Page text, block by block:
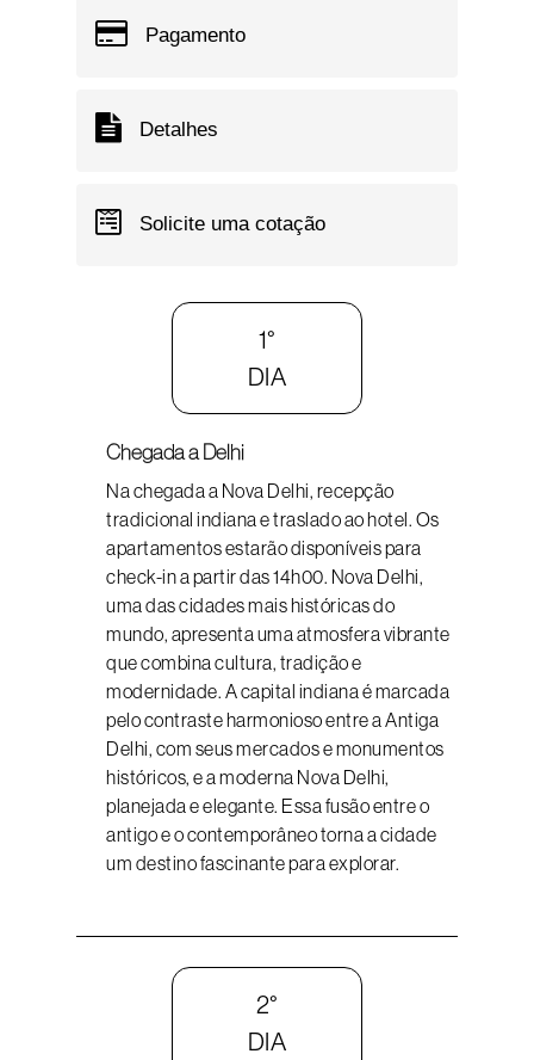
Pagamento
Detalhes
Solicite uma cotação
1°
DIA
Chegada a Delhi
Na chegada a Nova Delhi, recepção
tradicional indiana e traslado ao hotel. Os
apartamentos estarão disponíveis para
check-in a partir das 14h00. Nova Delhi,
uma das cidades mais históricas do
mundo, apresenta uma atmosfera vibrante
que combina cultura, tradição e
modernidade. A capital indiana é marcada
pelo contraste harmonioso entre a Antiga
Delhi, com seus mercados e monumentos
históricos, e a moderna Nova Delhi,
planejada e elegante. Essa fusão entre o
antigo e o contemporâneo torna a cidade
um destino fascinante para explorar.
2°
DIA